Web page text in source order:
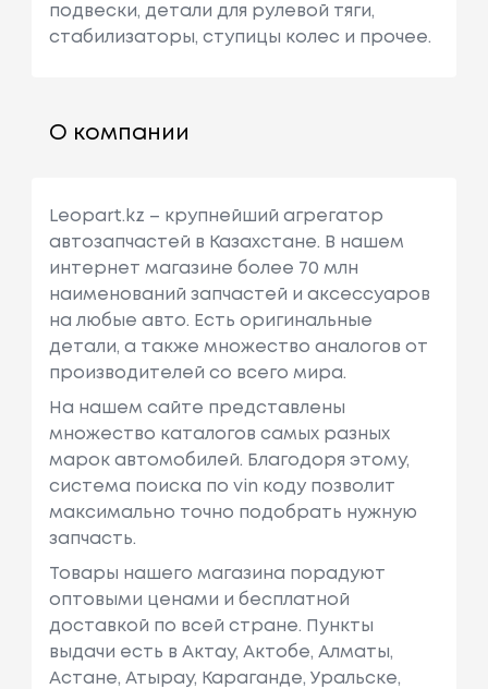
подвески, детали для рулевой тяги,
стабилизаторы, ступицы колес и прочее.
О компании
Leopart.kz – крупнейший агрегатор
автозапчастей в Казахстане. В нашем
интернет магазине более 70 млн
наименований запчастей и аксессуаров
на любые авто. Есть оригинальные
детали, а также множество аналогов от
производителей со всего мира.
На нашем сайте представлены
множество каталогов самых разных
марок автомобилей. Благодоря этому,
система поиска по vin коду позволит
максимально точно подобрать нужную
запчасть.
Товары нашего магазина порадуют
оптовыми ценами и бесплатной
доставкой по всей стране. Пункты
выдачи есть в Актау, Актобе, Алматы,
Астане, Атырау, Караганде, Уральске,